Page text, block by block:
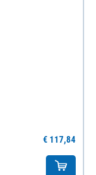
€ 117,84